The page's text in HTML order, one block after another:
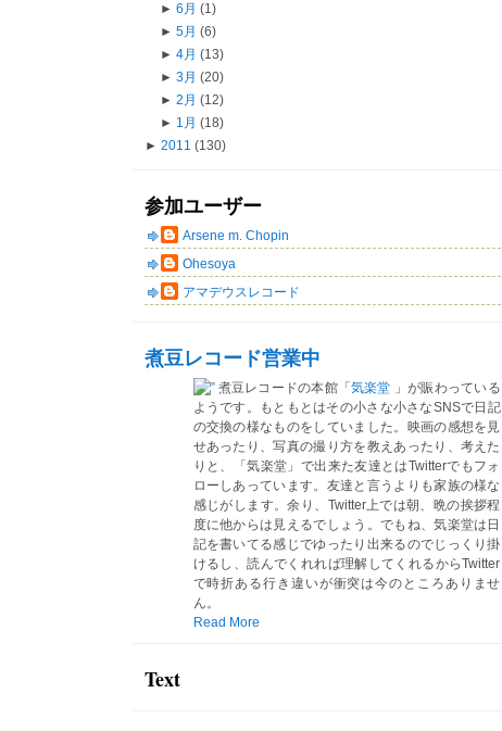
► 6月 (1)
► 5月 (6)
► 4月 (13)
► 3月 (20)
► 2月 (12)
► 1月 (18)
► 2011 (130)
参加ユーザー
Arsene m. Chopin
Ohesoya
アマデウスレコード
煮豆レコード営業中
煮豆レコードの本館「 気楽堂 」が賑わっている
ようです。もともとはその小さな小さなSNSで日記
の交換の様なものをしていました。映画の感想を見
せあったり、写真の撮り方を教えあったり、考えた
りと、「気楽堂」で出来た友達とはTwitterでもフォ
ローしあっています。友達と言うよりも家族の様な
感じがします。余り、Twitter上では朝、晩の挨拶程
度に他からは見えるでしょう。でもね、気楽堂は日
記を書いてる感じでゆったり出来るのでじっくり掛
けるし、読んでくれれば理解してくれるからTwitter
で時折ある行き違いが衝突は今のところありませ
ん。
Read More
Text